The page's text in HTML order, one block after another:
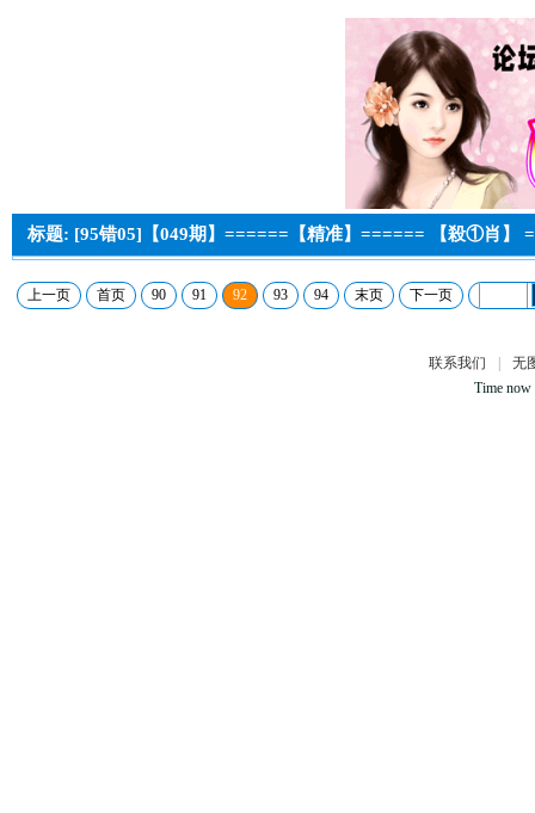
标题: [95错05]【049期】======【精准】====== 【殺①肖】
上一页 首页 90 91 92 93 94 末页 下一页
联系我们
无
Time now